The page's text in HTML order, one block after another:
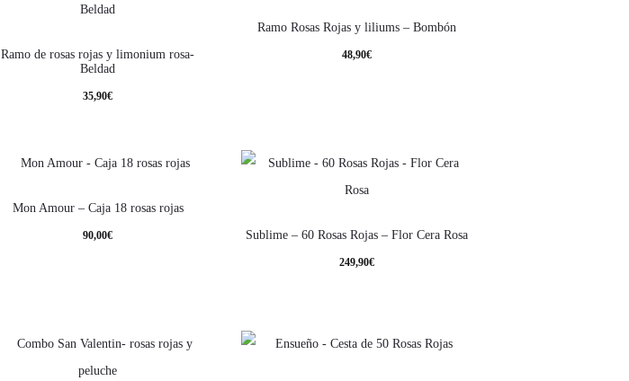
Ramo de rosas rojas y limonium rosa-
Beldad
35,90€
Ramo Rosas Rojas y liliums – Bombón
48,90€
Mon Amour – Caja 18 rosas rojas
90,00€ Sublime – 60 Rosas Rojas – Flor Cera Rosa
249,90€